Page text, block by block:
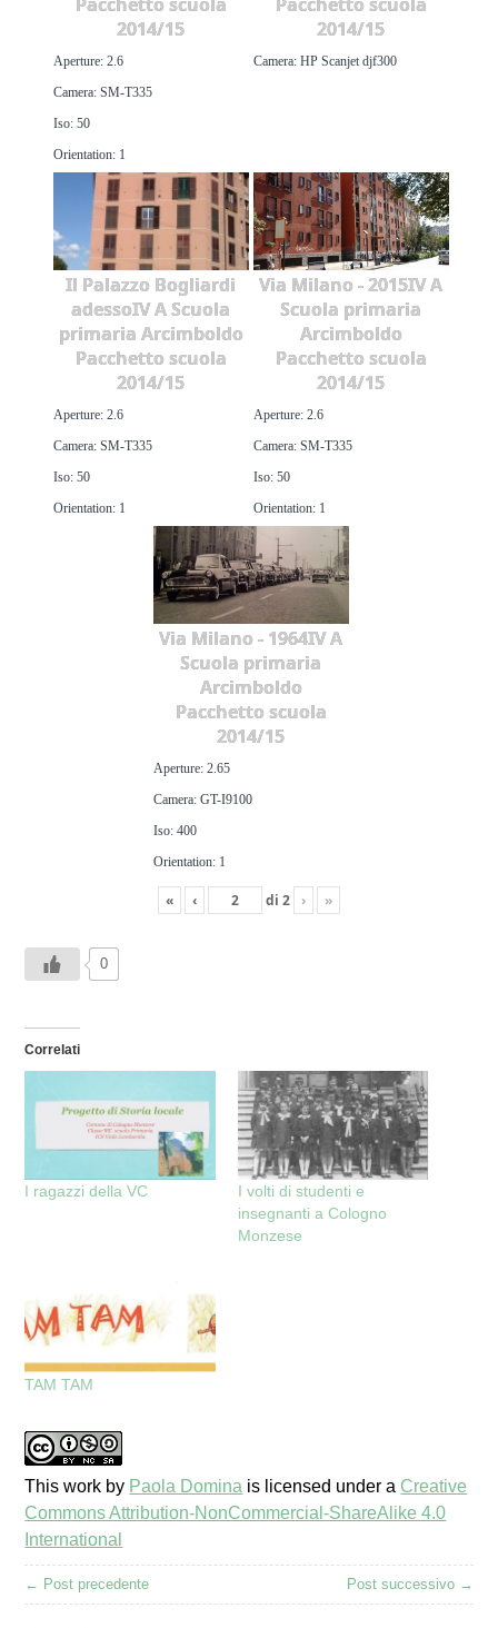
2014/15
Aperture: 2.6
Camera: SM-T335
Iso: 50
Orientation: 1
2014/15
Camera: HP Scanjet djf300
Il Palazzo Bogliardi
adessoIV A Scuola
primaria Arcimboldo
Pacchetto scuola
2014/15
Aperture: 2.6
Camera: SM-T335
Iso: 50
Orientation: 1
Via Milano - 2015IV A
Scuola primaria
Arcimboldo
Pacchetto scuola
2014/15
Aperture: 2.6
Camera: SM-T335
Iso: 50
Orientation: 1
Via Milano - 1964IV A
Scuola primaria
Arcimboldo
Pacchetto scuola
2014/15
Aperture: 2.65
Camera: GT-I9100
Iso: 400
Orientation: 1
« ‹ di 2 › »
0
Correlati
I ragazzi della VC
I volti di studenti e
insegnanti a Cologno
Monzese
TAM TAM
This work by Paola Domina is licensed under a Creative
Commons Attribution-NonCommercial-ShareAlike 4.0
International
← Post precedente Post successivo →